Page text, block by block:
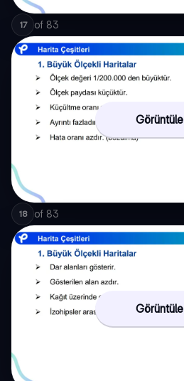
17 of 83
Görüntüle
18 of 83
Görüntüle